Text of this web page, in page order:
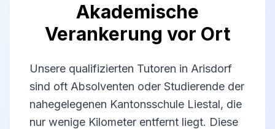
Akademische
Verankerung vor Ort
Unsere qualifizierten Tutoren in Arisdorf
sind oft Absolventen oder Studierende der
nahegelegenen Kantonsschule Liestal, die
nur wenige Kilometer entfernt liegt. Diese